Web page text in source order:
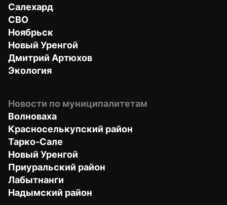
Салехард
СВО
Ноябрьск
Новый Уренгой
Дмитрий Артюхов
Экология
Новости по муниципалитетам
Волноваха
Красноселькупский район
Тарко-Сале
Новый Уренгой
Приуральский район
Лабытнанги
Надымский район